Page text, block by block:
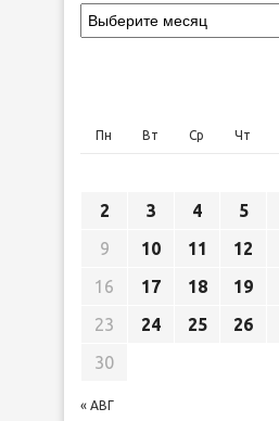
Пн Вт Ср Чт
« АВГ
2
3 4 5
9
10 11 12
16
17 18 19
23
24 25 26
30